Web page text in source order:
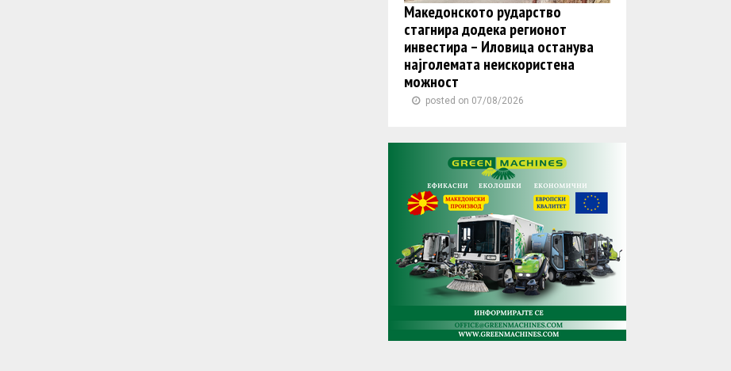
Македонското рударство
стагнира додека регионот
инвестира – Иловица останува
најголемата неискористена
можност
posted on 07/08/2026